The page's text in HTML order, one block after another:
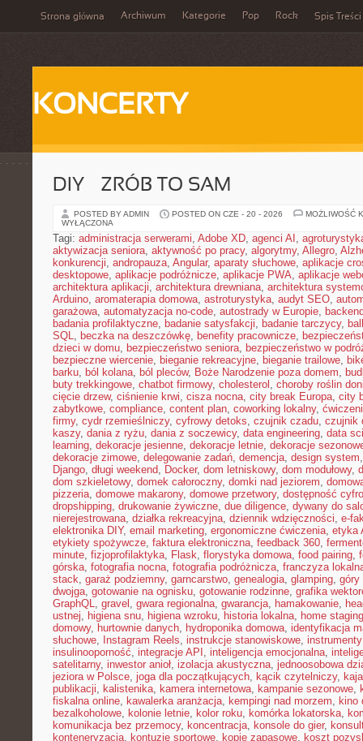
Strona główna Archiwum Kategorie Pop Rock Spis Treści
KONCERTY
DIY – ZRÓB TO SAM
POSTED BY ADMIN POSTED ON CZE - 20 - 2026
MOŻLIWOŚĆ
WYŁĄCZONA
Tagi: administracja serwerami, Adobe XD, agenci AI ,
aktywizacja seniora, aktywność po pracy, algorytmy, Allegro,
konkurencji, andropauza, Angular, aparaty słuchowe, aplikacje
desktopowe, aplikacje podróżnicze, aplikacje PWA, aplikacje
architektura aplikacji, architektura drewniana, architektura
Arduino, aromaterapia domowa, astroturystyka, audyt SEO,
garażowa, automatyzacja no-code, autostrady w Europie,
badania profilaktyczne, badanie satysfakcji, badanie tarczycy,
SQL, beczka na deszczówkę, benefity pracownicze,
dzieci w domu, bezpieczeństwo seniora, bezpieczeństwo w
bezpieczne wiercenie, bieganie rekreacyjne, bieganie trailowe,
barku, ból kolana, ból pleców, Boże Narodzenie poza domem,
buty trekkingowe, chatbot firmowy, cholesterol , choroby roślin
cięcie drzew, ciśnienie krwi, cisza nocna, city break Europa, city
zabytkowe, compliance, content plan, coworking lokalny,
firmy, cydr rzemieślniczy, cyfrowy detoks, czujnik czadu, czujnik
kaszy, dania z ryżu, dania z soczewicy, data engineering, data
learning, dekoracje jesienne, dekoracje letnie, dekoracje
dekoracje zimowe, delegowanie zadań, demencja, design system
Django, długi weekend, Docker, dom letniskowy, dom modułowy,
dom szkieletowy, domek całoroczny, domki nad jeziorem,
pizzeria, domowe makarony, domowe przetwory, dostępność
dropshipping, drukowanie żywiczne, due diligence, dywany do
nierejestrowana, działka rekreacyjna, dziennik wdzięczności, e-
elektronika DIY, email marketing, ergonomiczne ćwiczenia, etyka
etykiety spożywcze, faktura elektroniczna, feedback 360,
minute, fizjoprofilaktyka, Flask, florystyka domowa, food pairing,
górska, fotografia nocna, fotografia podróżnicza, franczyza
stack, garaż podziemny, garncarstwo, genealogia, glamping, góry
dwojga, gotowanie na ognisku, gotowanie rodzinne, grafika
GraphQL, gravel , gwara regionalna, gwarancja, hamakowanie,
ustnej, higiena snu, higiena wzroku, historia lokalna, home staging
domowy, hurtownie danych, hydroponika domowa, identyfikacja
słuchowe, Instagram Reels, instrukcje stanowiskowe,
insulinooporność, integracje API , inteligencja emocjonalna,
satelitarny, inwestor anioł, izolacja akustyczna, jednoosobowa
jeziora w Polsce, joga dla początkujących, kącik czytelniczy,
publikacji, kalistenika, kamera internetowa, kampanie sezonowe,
fiskalna online, kawalerka aranżacja, kempingi nad morzem, kino
bezalkoholowe, kolonie letnie, kolor roku, komórka lokatorska,
komunikacja bez przemocy, koncentracja, konsole do gier,
konteneryzacja, kontuzje sportowe, kopie zapasowe, koszt